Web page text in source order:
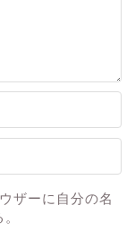
ザーに自分の名